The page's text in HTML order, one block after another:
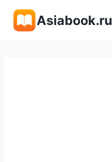
содержимому
Asiabook.ru